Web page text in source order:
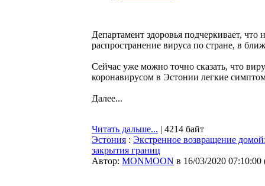
Департамент здоровья подчеркивает,
распространение вируса по стране, в
Сейчас уже можно точно сказать, что
коронавирусом в Эстонии легкие
Далее...
Читать дальше... | 4214 байт
Эстония : Экстренное возвращение
закрытия границ
Автор: MONMOON в 16/03/2020 07:10:00